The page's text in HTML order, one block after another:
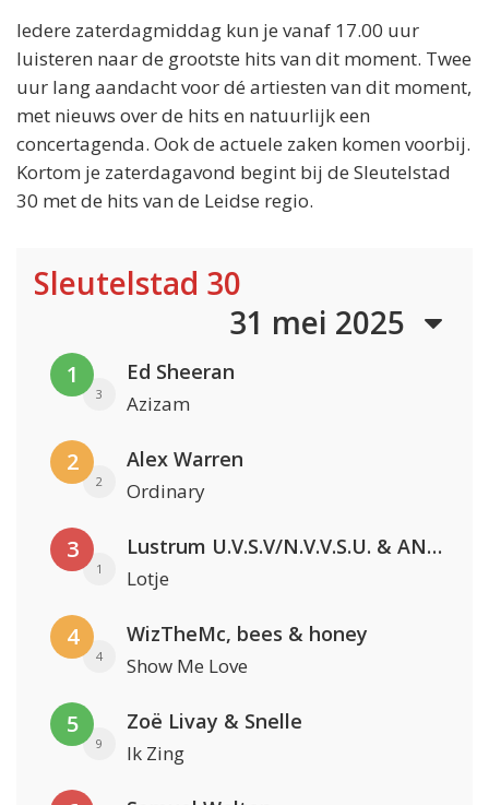
Iedere zaterdagmiddag kun je vanaf 17.00 uur
luisteren naar de grootste hits van dit moment. Twee
uur lang aandacht voor dé artiesten van dit moment,
met nieuws over de hits en natuurlijk een
concertagenda. Ook de actuele zaken komen voorbij.
Kortom je zaterdagavond begint bij de Sleutelstad
30 met de hits van de Leidse regio.
Sleutelstad 30
31 mei 2025
1
3
Ed Sheeran
Azizam
2
2
Alex Warren
Ordinary
3
1
Lustrum U.V.S.V/N.V.V.S.U. & ANNO ONS & Jopke van Dobbenburgh & Roeland Beelen
Lotje
4
4
WizTheMc, bees & honey
Show Me Love
5
9
Zoë Livay & Snelle
Ik Zing